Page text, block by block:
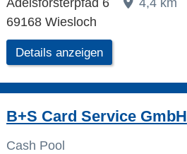
Adelsförsterpfad 6
4,4 km
69168 Wiesloch
Details anzeigen
B+S Card Service GmbH
Cash Pool